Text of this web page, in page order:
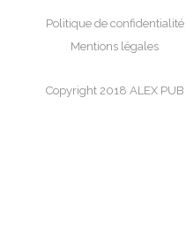
Politique de confidentialité
Mentions légales
Copyright 2018 ALEX PUB